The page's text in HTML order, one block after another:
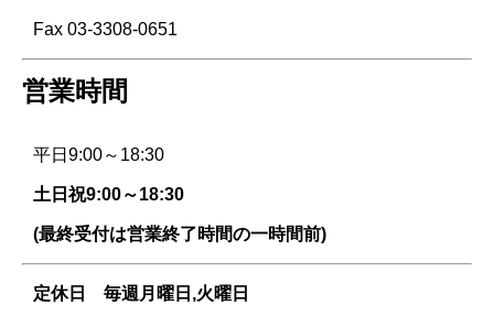
Fax 03-3308-0651
営業時間
平日9:00～18:30
土日祝9:00～18:30
(最終受付は営業終了時間の一時間前)
定休日 毎週 月曜日,火曜日